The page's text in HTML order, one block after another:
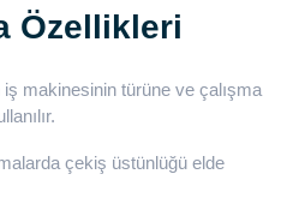
Özellikleri
makinesinin türüne ve çalışma
çekiş üstünlüğü elde